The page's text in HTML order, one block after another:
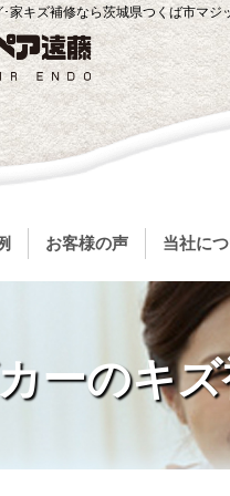
家キズ補修なら茨城県つくば市マジ
お客様の声 当社に
ーのキズ